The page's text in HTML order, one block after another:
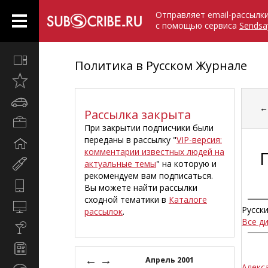
Отправляет email-рассылки
с помощью сервиса
недавно
Компьютеры
Новости
Политика в Русском Журнале
Рассылка закрыта
При закрытии подписчики были
переданы в рассылку "VIP-версия:
комментарии известных людей на
актуальные темы" на которую и
рекомендуем вам подписаться.
Вы можете найти рассылки
сходной тематики в Каталоге
рассылок.
← Апрель 2001
→
←
Все